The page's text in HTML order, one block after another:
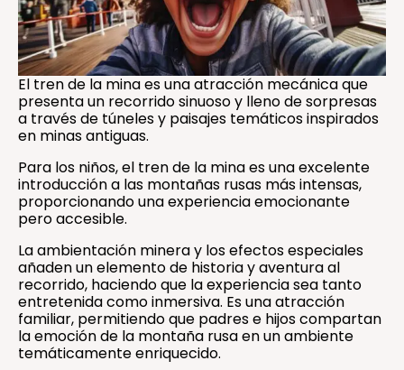
El tren de la mina es una atracción mecánica que
presenta un recorrido sinuoso y lleno de sorpresas
a través de túneles y paisajes temáticos inspirados
en minas antiguas.
Para los niños, el tren de la mina es una excelente
introducción a las montañas rusas más intensas,
proporcionando una experiencia emocionante
pero accesible.
La ambientación minera y los efectos especiales
añaden un elemento de historia y aventura al
recorrido, haciendo que la experiencia sea tanto
entretenida como inmersiva. Es una atracción
familiar, permitiendo que padres e hijos compartan
la emoción de la montaña rusa en un ambiente
temáticamente enriquecido.